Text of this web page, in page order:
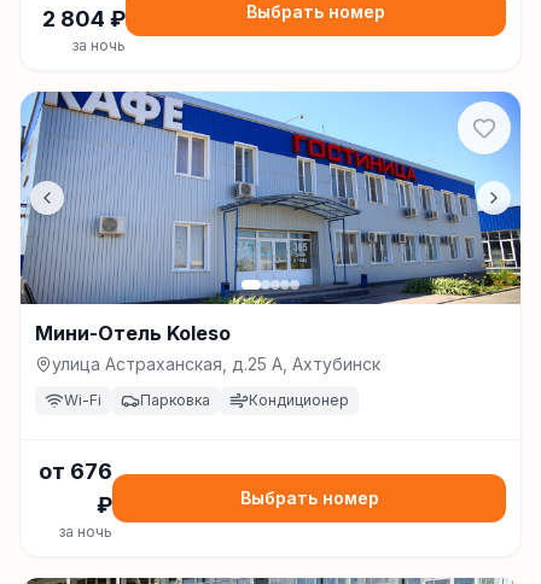
2 804 ₽
за ночь
Выбрать номер
Мини-Отель Koleso
улица Астраханская, д.25 А, Ахтубинск
Wi-Fi Парковка Кондиционер
от 676
₽
за ночь
Выбрать номер